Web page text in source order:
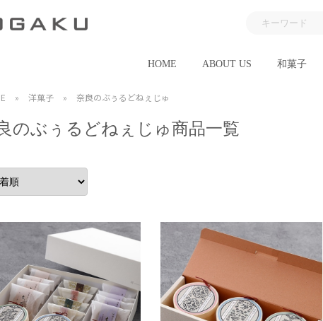
HOME ABOUT US 和菓子
» 洋菓子 » 奈良のぶぅるどねぇじゅ
のぶぅるどねぇじゅ商品一覧